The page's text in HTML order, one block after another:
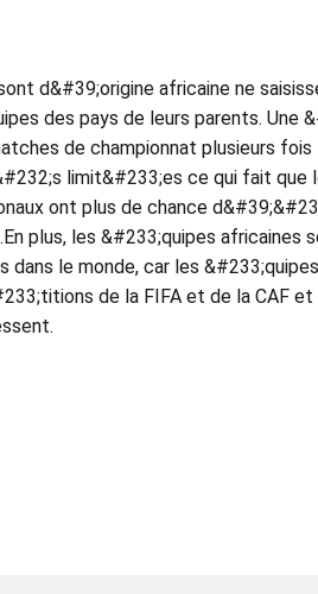
d&#39;origine africaine ne
des pays de leurs parents. Une
de championnat plusieurs
limit&#233;es ce qui fait que
ont plus de chance
plus, les &#233;quipes africaines
le monde, car les
de la FIFA et de la CAF